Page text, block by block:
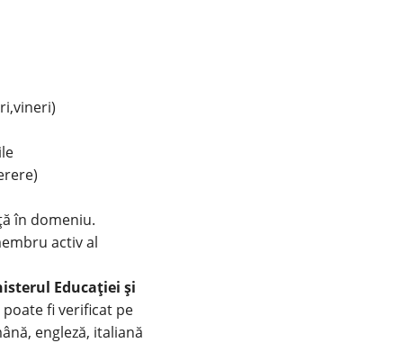
în domeniu.
activ al
Educației și
poate fi verificat pe
engleză, italiană